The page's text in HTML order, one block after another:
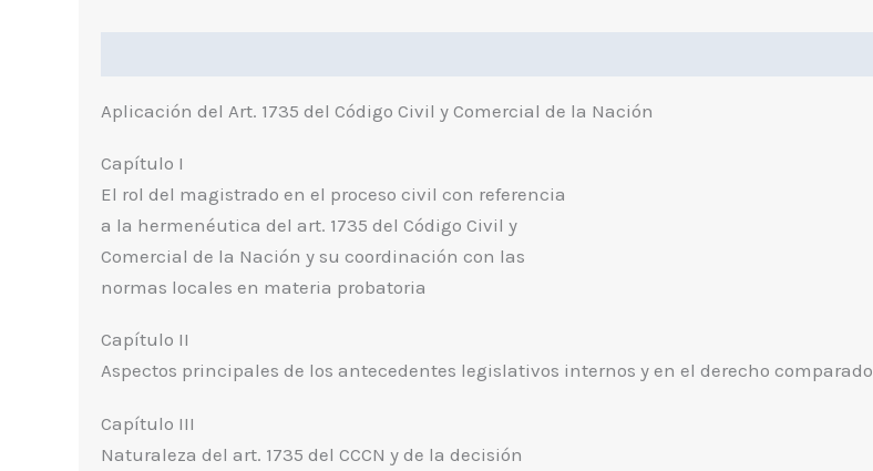
Aplicación del Art. 1735 del Código Civil y Comercial de la Nación
Capítulo I
El rol del magistrado en el proceso civil con referencia
a la hermenéutica del art. 1735 del Código Civil y
Comercial de la Nación y su coordinación con las
normas locales en materia probatoria
Capítulo II
Aspectos principales de los antecedentes legislativos internos y en el derecho comparado
Capítulo III
Naturaleza del art. 1735 del CCCN y de la decisión